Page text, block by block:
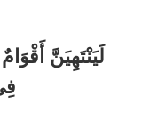
لَيَنْتَهِيَنَّ